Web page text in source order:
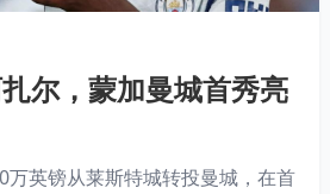
尔，蒙加曼城首秀亮
万英镑从莱斯特城转投曼城，在首